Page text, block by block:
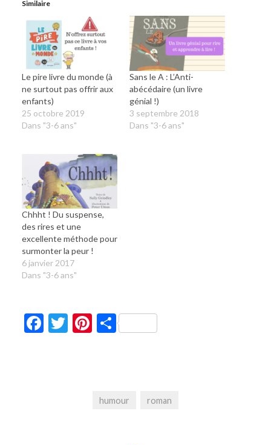
Similaire
Le pire livre du monde (à
ne surtout pas offrir aux
enfants)
25 octobre 2019
Dans "3-6 ans"
Sans le A : L’Anti-
abécédaire (un livre
génial !)
3 septembre 2018
Dans "3-6 ans"
Chhht ! Du suspense,
des rires et une
excellente méthode pour
surmonter la peur !
6 janvier 2017
Dans "3-6 ans"
Facebook
Twitter
Pinterest
Partager
humour roman